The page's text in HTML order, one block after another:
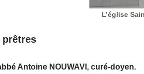
L’église
prêtres
Antoine NOUWAVI, curé-doyen.